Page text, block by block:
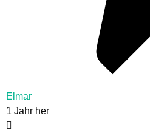
Elmar
1 Jahr her